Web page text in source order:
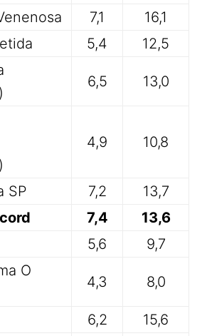
7,1
16,1
5,4
12,5
6,5 13,0
4,9 10,8
SP 7,2
13,7
7,4
13,6
5,6
9,7
O
4,3 8,0
6,2
15,6